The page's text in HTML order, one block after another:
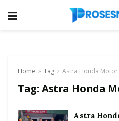
Home Tag Astra Honda Motor
Tag:Astra Honda
Astra